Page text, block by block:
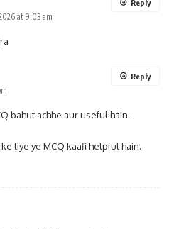
at 9:03 am
Reply
bahut achhe aur useful hain.
liye ye MCQ kaafi helpful hain.
Reply